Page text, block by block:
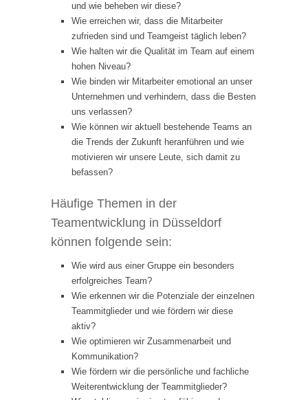
und wie beheben wir diese?
Wie erreichen wir, dass die Mitarbeiter
zufrieden sind und Teamgeist täglich leben?
Wie halten wir die Qualität im Team auf einem
hohen Niveau?
Wie binden wir Mitarbeiter emotional an unser
Unternehmen und verhindern, dass die Besten
uns verlassen?
Wie können wir aktuell bestehende Teams an
die Trends der Zukunft heranführen und wie
motivieren wir unsere Leute, sich damit zu
befassen?
Häufige Themen in der
Teamentwicklung in Düsseldorf
können folgende sein:
Wie wird aus einer Gruppe ein besonders
erfolgreiches Team?
Wie erkennen wir die Potenziale der einzelnen
Teammitglieder und wie fördern wir diese
aktiv?
Wie optimieren wir Zusammenarbeit und
Kommunikation?
Wie fördern wir die persönliche und fachliche
Weiterentwicklung der Teammitglieder?